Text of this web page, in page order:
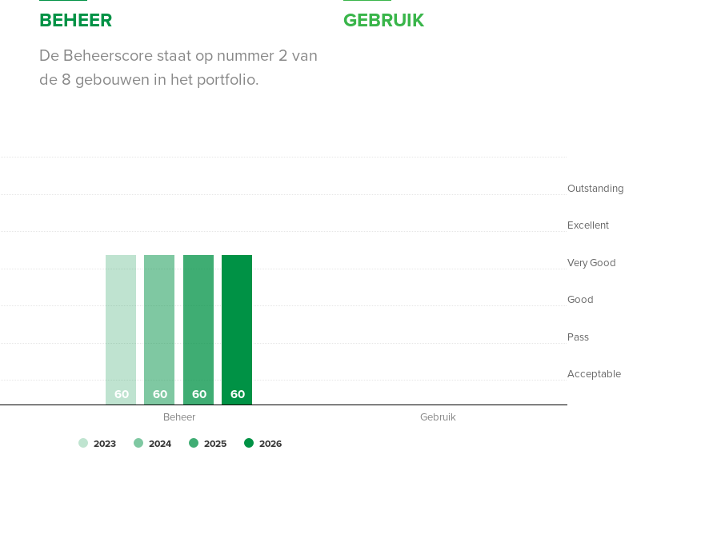
BEHEER
De Beheerscore staat op nummer 2 van
de 8 gebouwen in het portfolio.
GEBRUIK
Acceptable
Pass
Good
Very Good
Excellent
Outstanding
60 60 60 60
2023 2024 2025 2026
Beheer Gebruik